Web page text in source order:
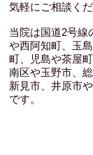
気軽にご相談くだ
当院は国道2号線
や西阿知町、玉
町、児島や茶屋
南区や玉野市、
新見市、井原市
です。